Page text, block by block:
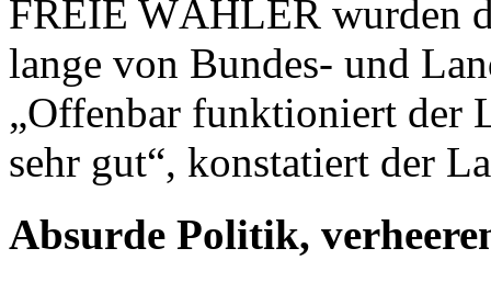
FREIE WÄHLER wurden
lange von Bundes- und
„Offenbar funktioniert der
sehr gut“, konstatiert der
Absurde Politik,